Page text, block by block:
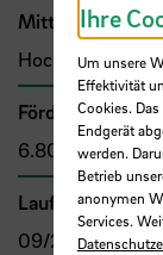
Mittel- bzw.
Hochschule
Förder- bzw.
6.800,00 €
Laufzeit
09/2024 - 08/
Ihre
Um unsere
Effektivität
Cookies.
Endgerät
werden.
Betrieb
anonymen
Services.